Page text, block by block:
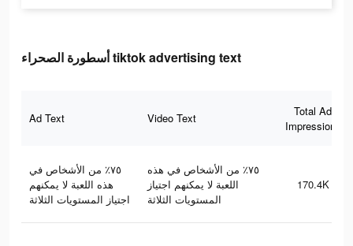
أسطورة الصحراء tiktok advertising text
Ad Text Video Text
Total Ad
Impressions
٧٥٪ من الأشخاص في
هذه اللعبة لا يمكنهم
اجتياز المستويات الثلاثة
٧٥٪ من الأشخاص في هذه
اللعبة لا يمكنهم اجتياز
المستويات الثلاثة
170.4K